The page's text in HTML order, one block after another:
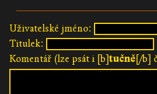
Uživatelské jméno:
Titulek:
Komentář (lze psát i [b]tučně[/b]